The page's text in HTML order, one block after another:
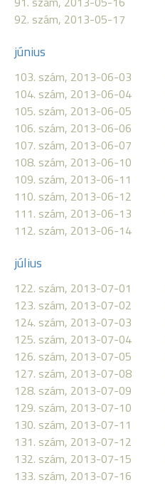
92. szám, 2013-05-17
június
103. szám, 2013-06-03
104. szám, 2013-06-04
105. szám, 2013-06-05
106. szám, 2013-06-06
107. szám, 2013-06-07
108. szám, 2013-06-10
109. szám, 2013-06-11
110. szám, 2013-06-12
111. szám, 2013-06-13
112. szám, 2013-06-14
július
122. szám, 2013-07-01
123. szám, 2013-07-02
124. szám, 2013-07-03
125. szám, 2013-07-04
126. szám, 2013-07-05
127. szám, 2013-07-08
128. szám, 2013-07-09
129. szám, 2013-07-10
130. szám, 2013-07-11
131. szám, 2013-07-12
132. szám, 2013-07-15
133. szám, 2013-07-16